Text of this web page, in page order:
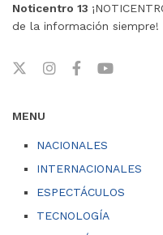
Noticentro 13
de la información siempre!
MENU
NACIONALES
INTERNACIONALES
ESPECTÁCULOS
TECNOLOGÍA